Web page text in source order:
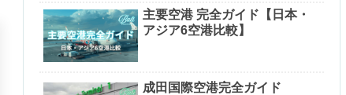
主要空港 完全ガイド【日本・
アジア6空港比較】
成田国際空港完全ガイド